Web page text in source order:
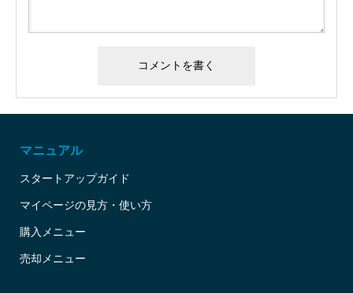
マニュアル
スタートアップガイド
マイページの見方・使い方
購入メニュー
売却メニュー